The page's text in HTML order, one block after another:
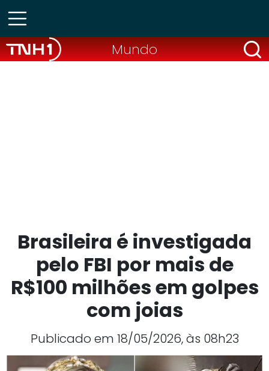
Mundo
Brasileira é investigada
pelo FBI por mais de
R$100 milhões em golpes
com joias
Publicado em 18/05/2026, às 08h23